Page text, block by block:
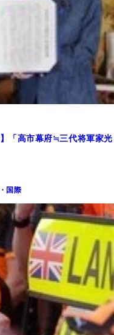
「高市幕府≒三代将軍家光
国際